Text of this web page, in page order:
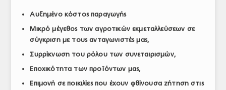
Αυξημένο κόστος παραγωγής
Μικρό μέγεθος των αγροτικών εκμεταλλεύσεων σε
σύγκριση με τους ανταγωνιστές μας,
Συρρίκνωση του ρόλου των συνεταιρισμών,
Εποχικότητα των προϊόντων μας,
Επιμονή σε ποικιλίες που έχουν φθίνουσα ζήτηση στις